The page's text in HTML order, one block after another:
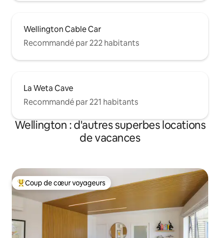
Wellington Cable Car
Recommandé par 222 habitants
La Weta Cave
Recommandé par 221 habitants
Wellington : d'autres superbes locations
de vacances
Coups de cœur voyageurs les plus appréciés
Coup de cœur voyageurs